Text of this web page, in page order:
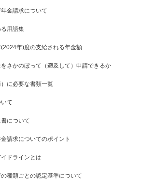
金請求について
用語集
(2024年)度の支給される年金額
をさかのぼって（遡及して）申請できるか
に必要な書類一覧
て
について
請求についてのポイント
ドラインとは
種類ごとの認定基準について